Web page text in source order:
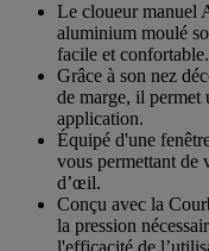
étoiles.
Le cloueur manuel
aluminium moulé
facile et confortable.
Grâce à son nez
de marge, il permet
application.
Équipé d'une
vous permettant de
d’œil.
Conçu avec la
la pression